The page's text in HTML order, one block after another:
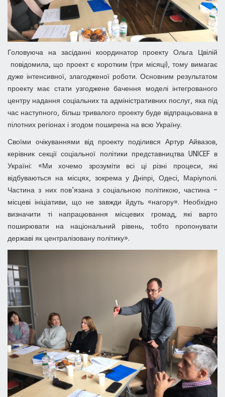
Головуюча на засіданні координатор проекту Ольга Цвілій
повідомила, що проект є коротким (три місяці), тому вимагає
дуже інтенсивної, злагодженої роботи. Основним результатом
проекту має стати узгоджене бачення моделі інтегрованого
центру надання соціальних та адміністративних послуг, яка під
час наступного, більш тривалого проекту буде відпрацьована в
пілотних регіонах і згодом поширена на всю Україну.
Своїми очікуваннями від проекту поділився Артур Айвазов,
керівник секції соціальної політики представництва UNICEF в
Україні: «Ми хочемо зрозуміти всі ці різні процеси, які
відбуваються на місцях, зокрема у Дніпрі, Одесі, Маріуполі.
Частина з них пов’язана з соціальною політикою, частина –
місцеві ініціативи, що не завжди йдуть «нагору». Необхідно
визначити ті напрацювання місцевих громад, які варто
поширювати на національний рівень, тобто пропонувати
державі як централізовану політику».